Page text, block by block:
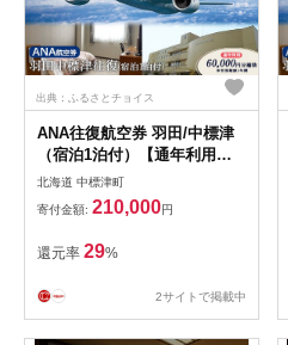
出典：ふるさとチョイス
ANA往復航空券 羽田/中標津
（宿泊1泊付）【通年利用
60,000円補助】※有効期限1
年間【2300101】
北海道 中標津町
寄付金額: 210,000円
還元率 29%
2サイトで掲載中